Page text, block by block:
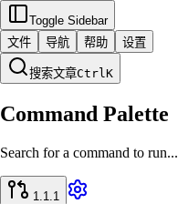
Toggle Sidebar
文件
导航 帮助 设置
搜索文章CtrlK
Command Palette
Search for a command to run...
1.1.1